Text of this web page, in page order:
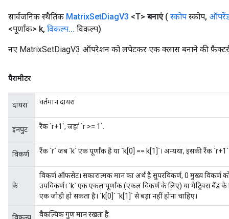
सार्वजनिक स्थैतिक MatrixSetDiagV3 <T> बनाएं ( स्कोप स्कोप,
<पूर्णांक> k, विकल्प... विकल्प)
नए MatrixSetDiagV3 ऑपरेशन को लपेटकर एक क्लास बनाने की फ़ैक्टरी
पैरामीटर
दायरा वर्तमान दायरा
इनपुट रैंक `r+1`, जहां `r >= 1`.
विकर्ण रैंक `r` जब `k` एक पूर्णांक है या `k[0] == k[1]`। अन्यथा, इसकी रैंक `r+1`
के
विकर्ण ऑफसेट। सकारात्मक मान का अर्थ है सुपरविकर्ण, 0 मुख्य विकर्ण
उपविकर्ण। `k` एक एकल पूर्णांक (एकल विकर्ण के लिए) या मैट्रिक्स बैंड के
एक जोड़ी हो सकता है। `k[0]` `k[1]` से बड़ा नहीं होना चाहिए।
वैकल्पिक गुण मान रखता है